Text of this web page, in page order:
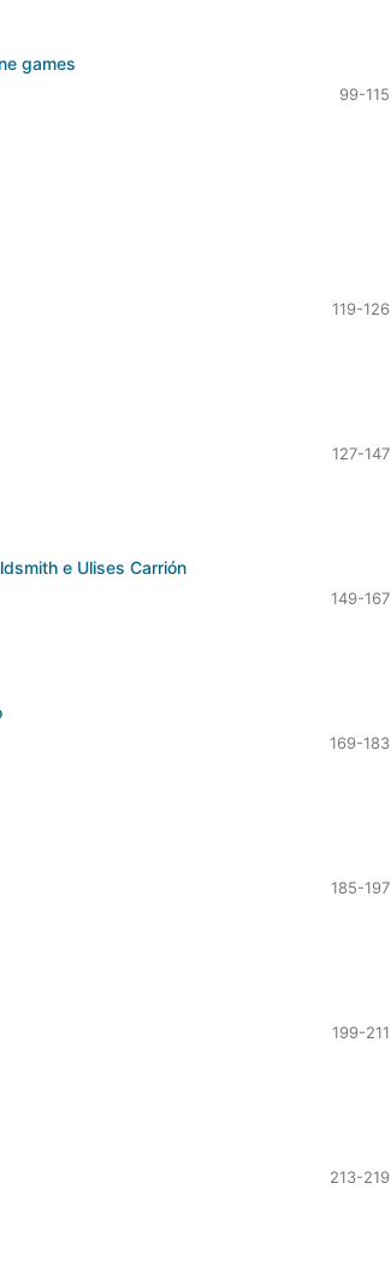
games
99-115
119-126
127-147
e Ulises Carrión
149-167
169-183
185-197
199-211
213-219